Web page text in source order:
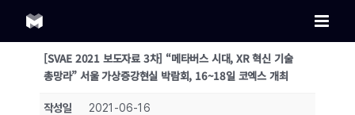
content
[SVAE 2021 보도자료 3차] “메타버스 시대, XR 혁신 기술
총망라” 서울 가상증강현실 박람회, 16~18일 코엑스 개최
작성일 2021-06-16